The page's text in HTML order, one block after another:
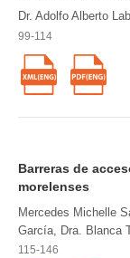
Dr. Adolfo Alberto
99-114
Barreras de
morelenses
Mercedes Michelle
García, Dra. Blanca
115-146